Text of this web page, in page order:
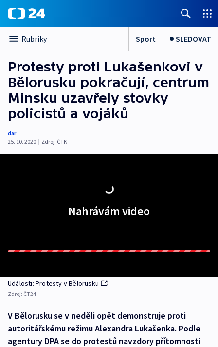
Rubriky Sport SLEDOVAT
Protesty proti Lukašenkovi v
Bělorusku pokračují, centrum
Minsku uzavřely stovky
policistů a vojáků
dar
25. 10. 2020 | Zdroj: ČTK
Nahrávám video
Události: Protesty v Bělorusku
Zdroj: ČT24
V Bělorusku se v neděli opět demonstruje proti
autoritářskému režimu Alexandra Lukašenka. Podle
agentury DPA se do protestů navzdory přítomnosti